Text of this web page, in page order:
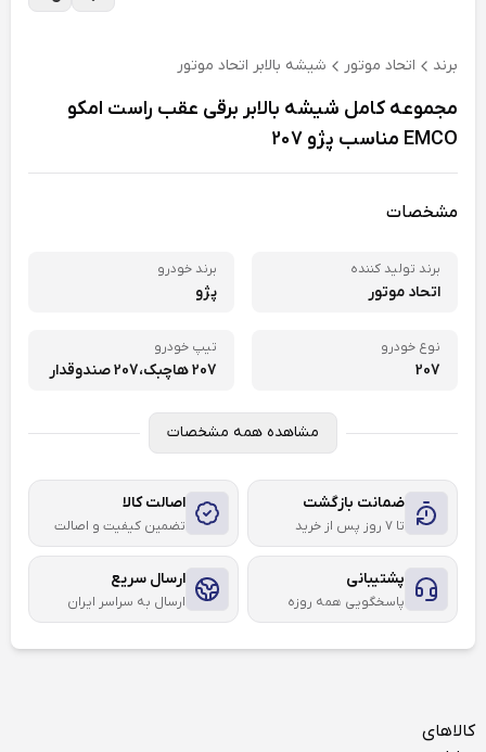
برند اتحاد موتور شیشه بالابر اتحاد موتور
مجموعه کامل شیشه بالابر برقی عقب راست امکو
EMCO مناسب پژو 207
مشخصات
برند تولید کننده
اتحاد موتور
برند خودرو
پژو
نوع خودرو
207
تیپ خودرو
207 هاچبک، 207 صندوقدار
مشاهده همه مشخصات
ضمانت بازگشت
تا ۷ روز پس از خرید
اصالت کالا
تضمین کیفیت و اصالت
پشتیبانی
پاسخگویی همه روزه
ارسال سریع
ارسال به سراسر ایران
کالاهای